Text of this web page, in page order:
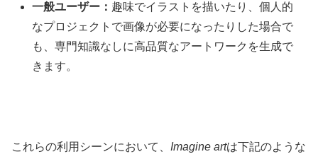
一般ユーザー： 趣味でイラストを描いたり、個人的
なプロジェクトで画像が必要になったりした場合で
も、専門知識なしに高品質なアートワークを生成で
きます。
これらの利用シーンにおいて、 Imagine artは下記のような